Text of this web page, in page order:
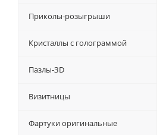
Приколы-розыгрыши
Кристаллы с голограммой
Пазлы-ЗD
Визитницы
Фартуки оригинальные